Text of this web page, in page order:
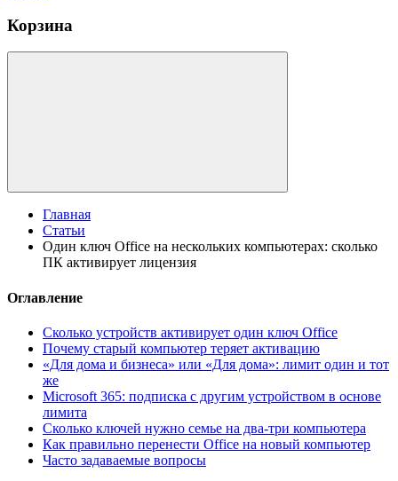
Корзина
Главная
Статьи
Один ключ Office на нескольких компьютерах: сколько
ПК активирует лицензия
Оглавление
Сколько устройств активирует один ключ Office
Почему старый компьютер теряет активацию
«Для дома и бизнеса» или «Для дома»: лимит один и тот
же
Microsoft 365: подписка с другим устройством в основе
лимита
Сколько ключей нужно семье на два-три компьютера
Как правильно перенести Office на новый компьютер
Часто задаваемые вопросы